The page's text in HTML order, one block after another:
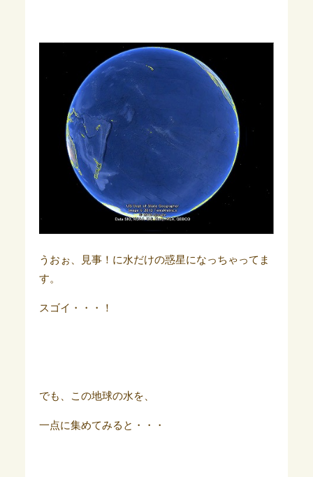
うおぉ、見事！に水だけの惑星になっちゃってま
す。
スゴイ・・・！
でも、この地球の水を、
一点に集めてみると・・・